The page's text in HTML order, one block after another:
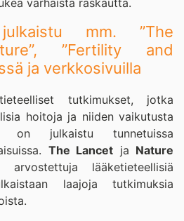
varhaista raskautta.
mm. ”The
”Fertility and
ja verkkosivuilla
tutkimukset, jotka
hoitoja ja niiden vaikutusta
on julkaistu tunnetuissa
The Lancet ja Nature
arvostettuja lääketieteellisiä
laajoja tutkimuksia